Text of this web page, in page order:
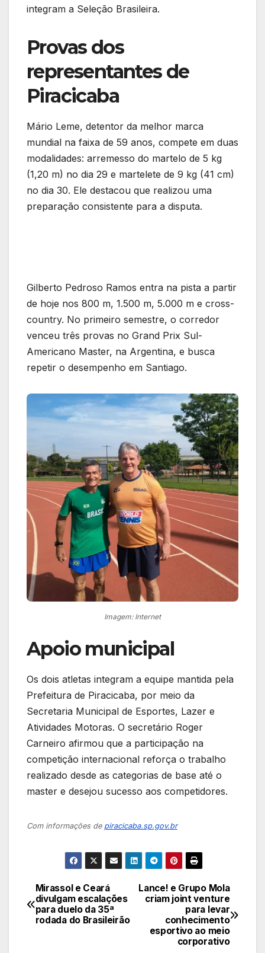
integram a Seleção Brasileira.
Provas dos
representantes de
Piracicaba
Mário Leme, detentor da melhor marca
mundial na faixa de 59 anos, compete em duas
modalidades: arremesso do martelo de 5 kg
(1,20 m) no dia 29 e martelete de 9 kg (41 cm)
no dia 30. Ele destacou que realizou uma
preparação consistente para a disputa.
Gilberto Pedroso Ramos entra na pista a partir
de hoje nos 800 m, 1.500 m, 5.000 m e cross-
country. No primeiro semestre, o corredor
venceu três provas no Grand Prix Sul-
Americano Master, na Argentina, e busca
repetir o desempenho em Santiago.
Imagem: Internet
Apoio municipal
Os dois atletas integram a equipe mantida pela
Prefeitura de Piracicaba, por meio da
Secretaria Municipal de Esportes, Lazer e
Atividades Motoras. O secretário Roger
Carneiro afirmou que a participação na
competição internacional reforça o trabalho
realizado desde as categorias de base até o
master e desejou sucesso aos competidores.
Com informações de piracicaba.sp.gov.br
Navegação
de
Lance! e Grupo Mola
criam joint venture
para levar
conhecimento
esportivo ao meio
corporativo
Mirassol e Ceará
divulgam escalações
para duelo da 35ª
rodada do Brasileirão